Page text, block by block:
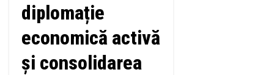
diplomație
economică activă
și consolidarea